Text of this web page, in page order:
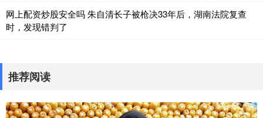
网上配资炒股安全吗 朱自清长子被枪决33年后，湖南法院复查
时，发现错判了
推荐阅读